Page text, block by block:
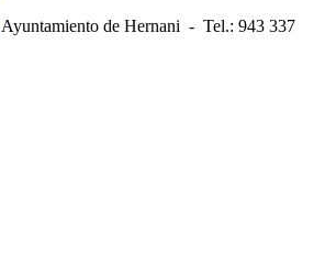
Ayuntamiento de Hernani - Tel.: 943 337